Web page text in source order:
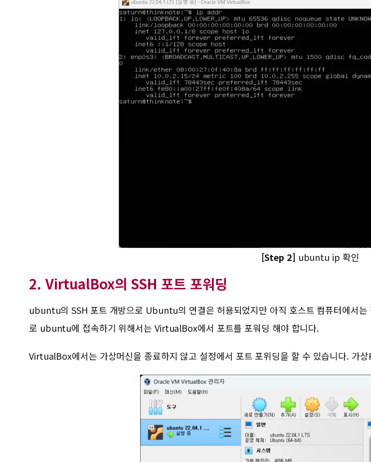
[Step 2] ubuntu ip 확인
2. VirtualBox의 SSH 포트 포워딩
ubuntu의 SSH 포트 개방으로 Ubuntu의 연결은 허용되었지만 아직 호스트 컴퓨터에서
로 ubuntu에 접속하기 위해서는 VirtualBox에서 포트를 포워딩 해야 합니다.
VirtualBox에서는 가상머신을 종료하지 않고 설정에서 포트 포위딩을 할 수 있습니다. 가